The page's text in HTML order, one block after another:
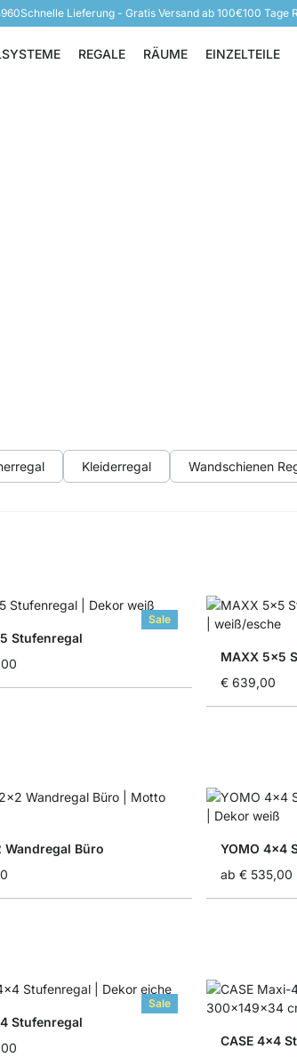
Schnelle Lieferung - Gratis Versand ab 100€100 Tage
Regalsysteme
REGALE
Regale
RÄUME
Räume
EINZELTEILE
Kleiderregal Wandschienen
Sale
Stufenregal
MAXX 5x5
€ 639,00
Wandregal Büro
YOMO 4x4
ab € 535,00
Sale
Stufenregal
CASE 4x4